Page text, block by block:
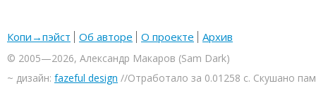
Копи→пэйст Об авторе О проекте Архив
© 2005—2026, Александр Макаров (Sam Dark)
~ дизайн: fazeful design //Отработало за 0.01258 с. Скушано